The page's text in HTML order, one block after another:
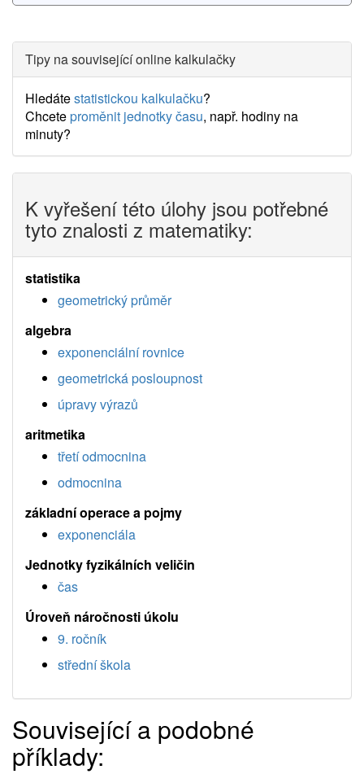
Tipy na související online kalkulačky
Hledátestatistickou kalkulačku?
Chceteproměnit jednotky času, např. hodiny na
minuty?
K vyřešení této úlohy jsou potřebné
tyto znalosti z matematiky:
statistika
geometrický průměr
algebra
exponenciální rovnice
geometrická posloupnost
úpravy výrazů
aritmetika
třetí odmocnina
odmocnina
základní operace a pojmy
exponenciála
Jednotky fyzikálních veličin
čas
Úroveň náročnosti úkolu
9. ročník
střední škola
Související a podobné
příklady: